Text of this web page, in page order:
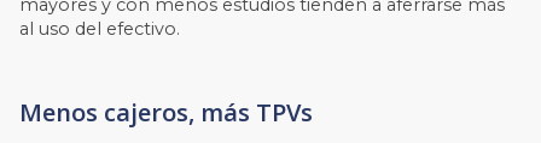
mayores y con menos estudios tienden a aferrarse más
al uso del efectivo.
Menos cajeros, más TPVs